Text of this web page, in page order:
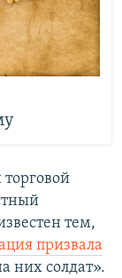
торговой
тем,
призвала
них солдат».